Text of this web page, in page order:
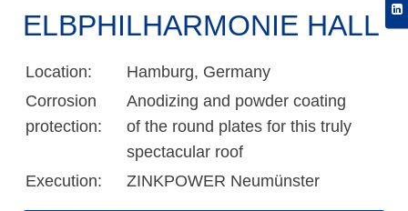
ELBPHILHARMONIE HALL
Location:
Hamburg, Germany
Corrosion
protection:
Anodizing and powder coating
of the round plates for this truly
spectacular roof
Execution:
ZINKPOWER Neumünster